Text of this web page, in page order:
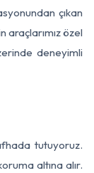
çıkan
araçlarımız özel
deneyimli
tutuyoruz.
altına alır.